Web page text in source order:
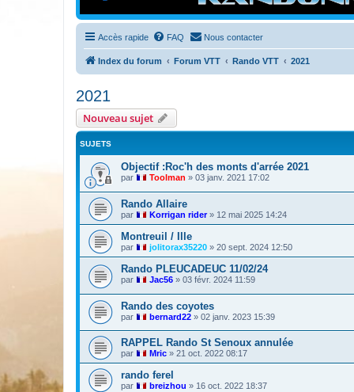
Accès rapide FAQ Nous contacter
Index du forum Forum VTT Rando VTT 2021
2021
Nouveau sujet
SUJETS
Objectif :Roc'h des monts d'arrée 2021
par Toolman » 03 janv. 2021 17:02
Rando Allaire
par Korrigan rider» 12 mai 2025 14:24
Montreuil / Ille
par jolitorax35220 » 20 sept. 2024 12:50
Rando PLEUCADEUC 11/02/24
par Jac56 » 03 févr. 2024 11:59
Rando des coyotes
par bernard22 » 02 janv. 2023 15:39
RAPPEL Rando St Senoux annulée
par Mric » 21 oct. 2022 08:17
rando ferel
par breizhou » 16 oct. 2022 18:37